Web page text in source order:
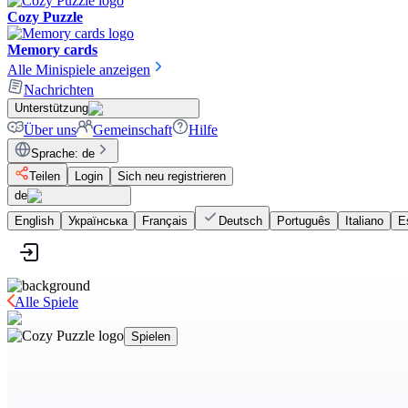
Cozy Puzzle
Memory cards
Alle Minispiele anzeigen
Nachrichten
Unterstützung
Über uns Gemeinschaft Hilfe
Sprache: de
Teilen
Login
Sich neu registrieren
de
English
Українська Français Deutsch Português Italiano
Alle Spiele
Spielen